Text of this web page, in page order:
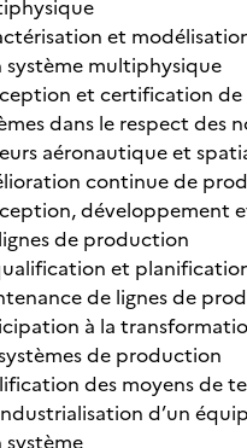
et
système multiphysique
et certification
dans le respect des
aéronautique et
continue de
développement
de production
et
de lignes de
à la
de production
des moyens de
d’un
système